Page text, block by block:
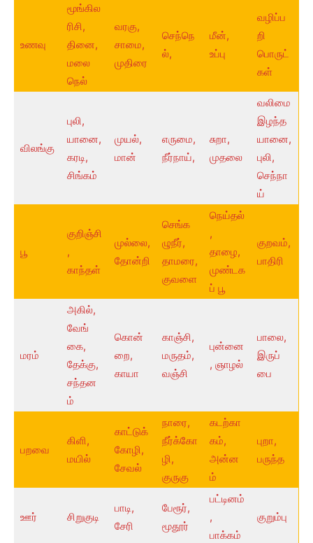
உணவு
மூங்கில
ரிசி,
தினை,
மலை
நெல்
வரகு,
சாமை,
முதிரை
செந்நெ
ல்,
மீன்,
உப்பு
வழிப்ப
றி
பொருட்
கள்
விலங்கு
புலி,
யானை,
கரடி,
சிங்கம்
முயல்,
மான்
எருமை,
நீர்நாய்,
சுறா,
முதலை
வலிமை
இழந்த
யானை,
புலி,
செந்நா
ய்
பூ
குறிஞ்சி
,
காந்தள்
முல்லை,
தோன்றி
செங்க
ழுநீர்,
தாமரை,
குவளை
நெய்தல்
,
தாழை,
முண்டக
ப் பூ
குறவம்,
பாதிரி
மரம்
அகில்,
வேங்
கை,
தேக்கு,
சந்தன
ம்
கொன்
றை,
காயா
காஞ்சி,
மருதம்,
வஞ்சி
புன்னை
, ஞாழல்
பாலை,
இருப்
பை
பறவை
கிளி,
மயில்
காட்டுக்
கோழி,
சேவல்
நாரை,
நீர்க்கோ
ழி,
குருகு
கடற்கா
கம்,
அன்ன
ம்
புறா,
பருந்த
ஊர் சிறுகுடி
பாடி,
சேரி
பேரூர்,
மூதூர்
பட்டினம்
,
பாக்கம்
குறும்பு